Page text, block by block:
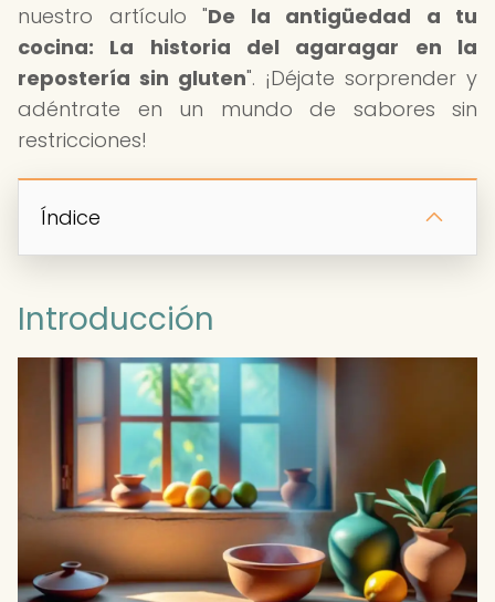
nuestro artículo "De la antigüedad a tu
cocina: La historia del agaragar en la
repostería sin gluten". ¡Déjate sorprender y
adéntrate en un mundo de sabores sin
restricciones!
Índice
Introducción